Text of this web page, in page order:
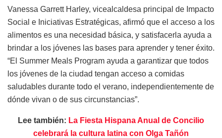
Vanessa Garrett Harley, vicealcaldesa principal de Impacto
Social e Iniciativas Estratégicas, afirmó que el acceso a los
alimentos es una necesidad básica, y satisfacerla ayuda a
brindar a los jóvenes las bases para aprender y tener éxito.
“El Summer Meals Program ayuda a garantizar que todos
los jóvenes de la ciudad tengan acceso a comidas
saludables durante todo el verano, independientemente de
dónde vivan o de sus circunstancias”.
Lee también: La Fiesta Hispana Anual de Concilio
celebrará la cultura latina con Olga Tañón